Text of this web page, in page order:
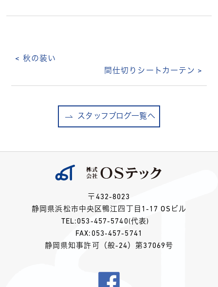
< 秋の装い
間仕切りシートカーテン >
スタッフブログ一覧へ
〒432-8023
静岡県浜松市中央区鴨江四丁目1-17 OSビル
TEL: 053-457-5740 (代表)
FAX:053-457-5741
静岡県知事許可（般-24）第37069号